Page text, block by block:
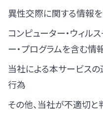
異性交際に関する情報
コンピューター・ウィル
ー・プログラムを含む情
当社による本サービス
行為
その他、当社が不適切と